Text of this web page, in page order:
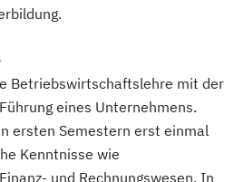
in mit Fachrichtung
Therapien
Betriebswirtschaftslehre mit der
eines Unternehmens.
ersten Semestern erst einmal
Kenntnisse wie
und Rechnungswesen. In